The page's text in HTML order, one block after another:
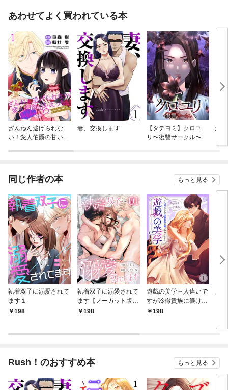
あわせてよく買われている本
ざんねん逃げられな
い！変人伯爵の甘いえ
編】
妻、交換します
【タテヨミ】クロユ
リ〜復讐サークル〜
結
同じ作者の本 もっと見る
執着双子に溺愛されて
ます１
198
執着双子に溺愛されて
ます【ノーカット版】
１198
遊戯の美学～人違いで
すが冷徹貴族に躾けら
れてます～１
198
Rush！のおすすめ本 もっと見る